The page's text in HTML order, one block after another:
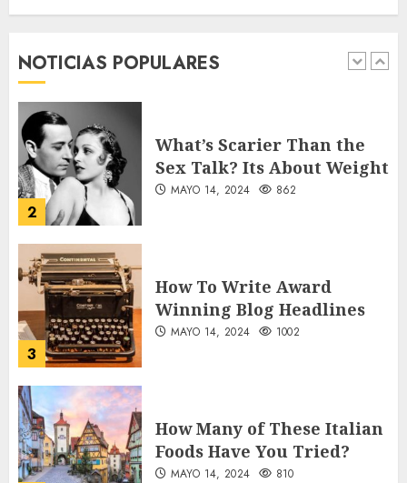
NOTICIAS POPULARES
1
forgotten heroes of World
MAYO 14, 2024
2
What’s Scarier Than the
Sex Talk? Its About Weight
MAYO 14, 2024 862
3
How To Write Award
Winning Blog Headlines
MAYO 14, 2024 1002
How Many of These Italian
Foods Have You Tried?
MAYO 14, 2024 810